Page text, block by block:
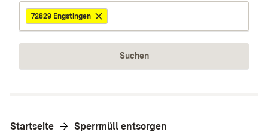
72829 Engstingen
Suchen
Startseite Sperrmüll entsorgen